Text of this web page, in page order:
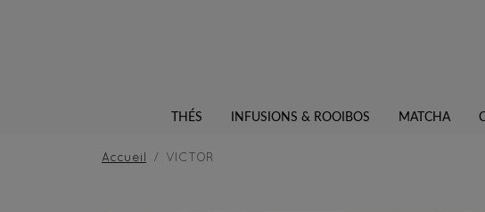
THÉS INFUSIONS & ROOIBOS MATCHA
Accueil VICTOR